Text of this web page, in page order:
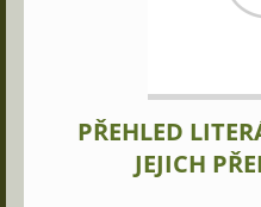
PŘEHLED
JEJICH